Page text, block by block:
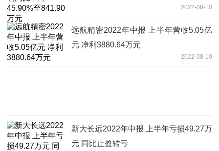
2022-08-10
远航精密2022年中报 上半年营收5.05亿
元 净利3880.64万元
2022-08-10
新大长远2022年中报 上半年亏损49.27万
元 同比止盈转亏